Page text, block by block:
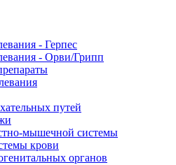
- Герпес
- Орви/Грипп
путей
мышечной системы
крови
органов